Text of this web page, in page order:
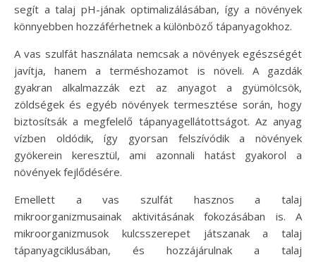
segít a talaj pH-jának optimalizálásában, így a növények
könnyebben hozzáférhetnek a különböző tápanyagokhoz.
A vas szulfát használata nemcsak a növények egészségét
javítja, hanem a terméshozamot is növeli. A gazdák
gyakran alkalmazzák ezt az anyagot a gyümölcsök,
zöldségek és egyéb növények termesztése során, hogy
biztosítsák a megfelelő tápanyagellátottságot. Az anyag
vízben oldódik, így gyorsan felszívódik a növények
gyökerein keresztül, ami azonnali hatást gyakorol a
növények fejlődésére.
Emellett a vas szulfát hasznos a talaj
mikroorganizmusainak aktivitásának fokozásában is. A
mikroorganizmusok kulcsszerepet játszanak a talaj
tápanyagciklusában, és hozzájárulnak a talaj